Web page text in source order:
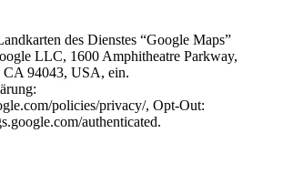
des Dienstes “Google Maps”
LLC, 1600 Amphitheatre Parkway,
94043, USA, ein.
policies/privacy/, Opt-Out:
authenticated.